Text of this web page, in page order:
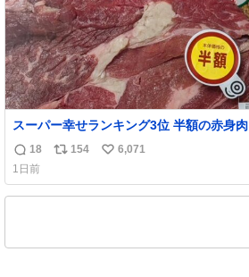
スーパー幸せランキング3位 半額の赤身肉
返
信
数
18
リ
ス
154
い
ね
6,071
1日前